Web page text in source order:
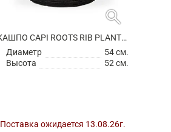
search
КАШПО CAPI ROOTS RIB PLANTER BALL BLACK
Диаметр
54 см.
Высота
52 см.
Поставка ожидается 13.08.26г.